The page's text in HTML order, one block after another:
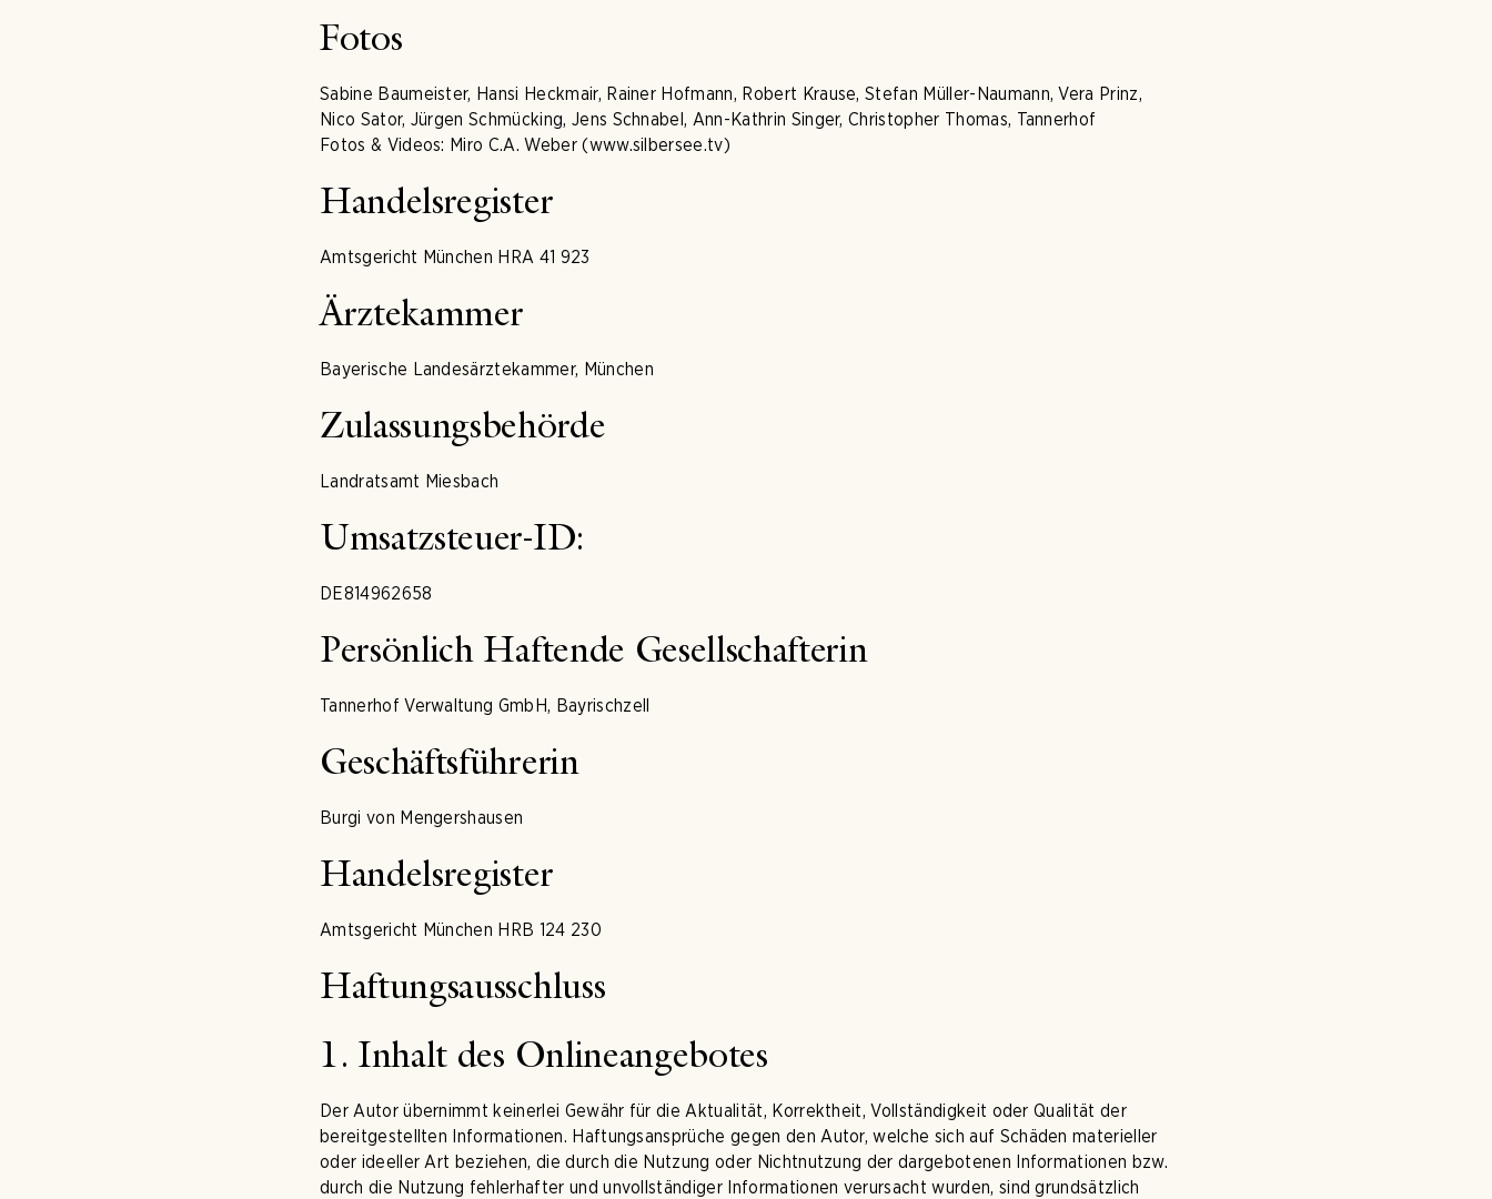
Fotos
Sabine Baumeister, Hansi Heckmair, Rainer Hofmann, Robert Krause, Stefan Müller-Naumann, Vera Prinz,
Nico Sator, Jürgen Schmücking, Jens Schnabel, Ann-Kathrin Singer, Christopher Thomas, Tannerhof
Fotos & Videos: Miro C.A. Weber (www.silbersee.tv)
Handelsregister
Amtsgericht München HRA 41 923
Ärztekammer
Bayerische Landesärztekammer, München
Zulassungsbehörde
Landratsamt Miesbach
Umsatzsteuer-ID:
DE814962658
Persönlich Haftende Gesellschafterin
Tannerhof Verwaltung GmbH, Bayrischzell
Geschäftsführerin
Burgi von Mengershausen
Handelsregister
Amtsgericht München HRB 124 230
Haftungsausschluss
1. Inhalt des Onlineangebotes
Der Autor übernimmt keinerlei Gewähr für die Aktualität, Korrektheit, Vollständigkeit oder Qualität der
bereitgestellten Informationen. Haftungsansprüche gegen den Autor, welche sich auf Schäden materieller
oder ideeller Art beziehen, die durch die Nutzung oder Nichtnutzung der dargebotenen Informationen bzw.
durch die Nutzung fehlerhafter und unvollständiger Informationen verursacht wurden, sind grundsätzlich